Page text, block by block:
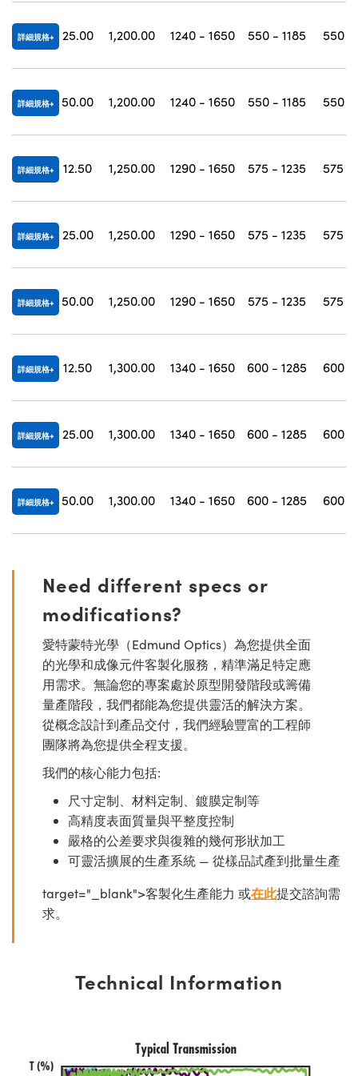
詳細規格 25.00 1,200.00 1240 - 1650 550 - 1185 550 -
詳細規格 50.00 1,200.00 1240 - 1650 550 - 1185 550 -
詳細規格 12.50 1,250.00 1290 - 1650 575 - 1235 575 -
詳細規格 25.00 1,250.00 1290 - 1650 575 - 1235 575 -
詳細規格 50.00 1,250.00 1290 - 1650 575 - 1235 575 -
詳細規格 12.50 1,300.00 1340 - 1650 600 - 1285 600 -
詳細規格 25.00 1,300.00 1340 - 1650 600 - 1285 600 -
詳細規格 50.00 1,300.00 1340 - 1650 600 - 1285 600 -
Need different specs or
modifications?
愛特蒙特光學（Edmund Optics）為您提供全面
的光學和成像元件客製化服務，精準滿足特定應
用需求。無論您的專案處於原型開發階段或籌備
量產階段，我們都能為您提供靈活的解決方案。
從概念設計到產品交付，我們經驗豐富的工程師
團隊將為您提供全程支援。
我們的核心能力包括:
尺寸定制、材料定制、鍍膜定制等
高精度表面質量與平整度控制
嚴格的公差要求與復雜的幾何形狀加工
可靈活擴展的生產系統 — 從樣品試產到批量生產
target="_blank">客製化生產能力 或在此提交諮詢需
求。
Technical Information